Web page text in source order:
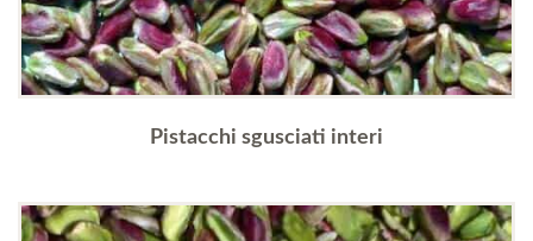
Pistacchi sgusciati interi